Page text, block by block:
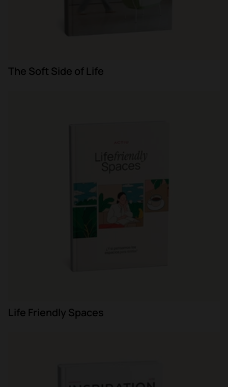
The Soft Side of Life
Life Friendly Spaces